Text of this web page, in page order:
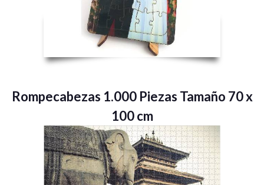
Rompecabezas 1.000 Piezas Tamaño 70 x
100 cm